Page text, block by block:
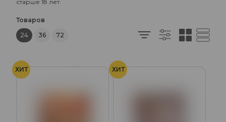
старше 18 лет.
Товаров
24
36 72
ХИТ ХИТ